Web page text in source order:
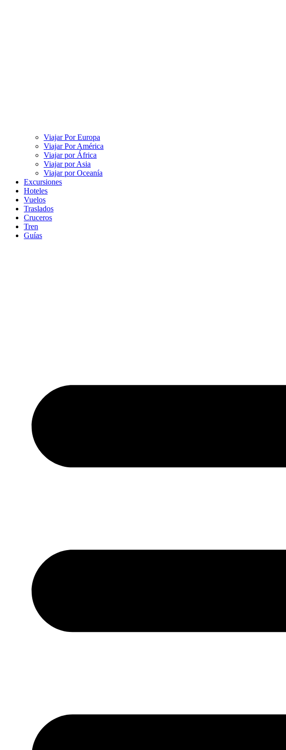
Viajar Por Europa
Viajar Por América
Viajar por África
Viajar por Asia
Viajar por Oceanía
Excursiones
Hoteles
Vuelos
Traslados
Cruceros
Tren
Guías